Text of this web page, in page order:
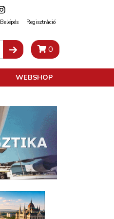
Belépés Regisztráció
0
WEBSHOP